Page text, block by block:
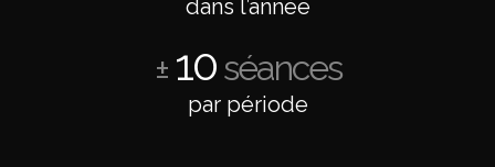
dans l’année
± 10séances
par période